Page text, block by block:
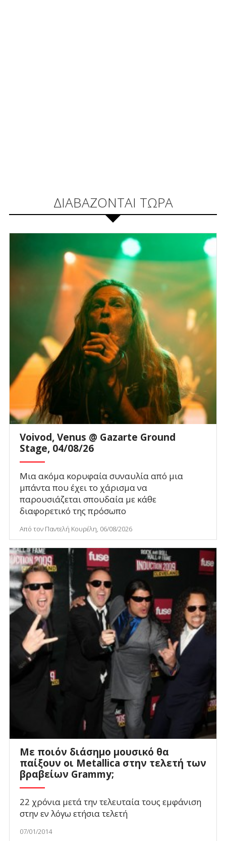
ΔΙΑΒΑΖΟΝΤΑΙ ΤΩΡΑ
Voivod, Venus @ Gazarte Ground
Stage, 04/08/26
Μια ακόμα κορυφαία συναυλία από μια
μπάντα που έχει το χάρισμα να
παρουσιάζεται σπουδαία με κάθε
διαφορετικό της πρόσωπο
Από τον Παντελή Κουρέλη, 06/08/2026
Με ποιόν διάσημο μουσικό θα
παίξουν οι Metallica στην τελετή των
βραβείων Grammy;
22 χρόνια μετά την τελευταία τους εμφάνιση
στην εν λόγω ετήσια τελετή
07/01/2014